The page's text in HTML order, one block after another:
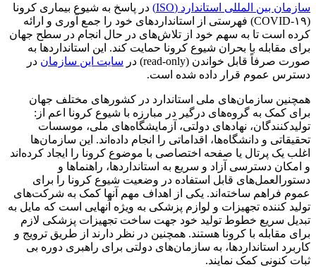
سازمان بین المللی استاندارد (ISO)
در پاسخ به شیوع بیماری کرونا
(COVID-۱۹) فهرستی از استانداردهای خود را جمع آوری و ارائه
کرده است تا به سهم خود از تلاش‌های در حال انجام در سطح جهان
برای مقابله با بحران شیوع کرونا حمایت کند. این استانداردها به
صورت صرفاً قابل خواندن (read-only) در
سایت این سازمان در
دسترس عموم قرار داده شده است.
همچنین سازمان‌های ملی استاندارد در کشورهای مختلف جهان
برای کمک به گروه‌های درگیر در مبارزه با شیوع کرونا اعم از:
تولیدکنندگان، نهادهای دولتی، آزمایشگاه‌های ملی، موسسات
تحقیقاتی و دانشگاه‌ها، اقداماتی را انجام داده‌اند. این سازمان‌ها
اغلب یک پرتال یا صفحه اختصاصی با موضوع کرونا را ایجاد کرده‌اند
و امکان دسترسی آزاد و سریع به استانداردها، راهنماها و
دستورالعمل‌های قابل استفاده در وضعیت شیوع کرونا را برای
عموم فراهم ساخته‌اند. یکی از اهداف مهم آنها کمک به شرکت‌های
تولید کننده تجهیزات و لوازم پزشکی به ویژه آنهایی است که مایل به
تبدیل سریع خطوط تولید خود جهت ساخت تجهیزات پزشکی لازم
برای مقابله با کرونا هستند. همچنین در نظر دارند از طریق ترویج و
کاربرد استانداردها، به سازمان‌های دولتی برای راهبری دوره بی
ثبات کنونی کمک نمایند.